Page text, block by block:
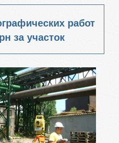
работ
за участок